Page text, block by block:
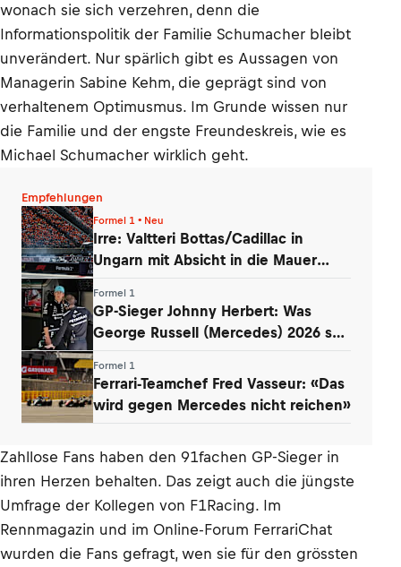
wonach sie sich verzehren, denn die
Informationspolitik der Familie Schumacher bleibt
unverändert. Nur spärlich gibt es Aussagen von
Managerin Sabine Kehm, die geprägt sind von
verhaltenem Optimusmus. Im Grunde wissen nur
die Familie und der engste Freundeskreis, wie es
Michael Schumacher wirklich geht.
Empfehlungen
Formel 1 • Neu
Irre: Valtteri Bottas/Cadillac in
Ungarn mit Absicht in die Mauer
Formel 1
GP-Sieger Johnny Herbert: Was
George Russell (Mercedes) 2026 so
Formel 1
Ferrari-Teamchef Fred Vasseur: «Das
wird gegen Mercedes nicht reichen»
Zahllose Fans haben den 91fachen GP-Sieger in
ihren Herzen behalten. Das zeigt auch die jüngste
Umfrage der Kollegen von F1Racing. Im
Rennmagazin und im Online-Forum FerrariChat
wurden die Fans gefragt, wen sie für den grössten